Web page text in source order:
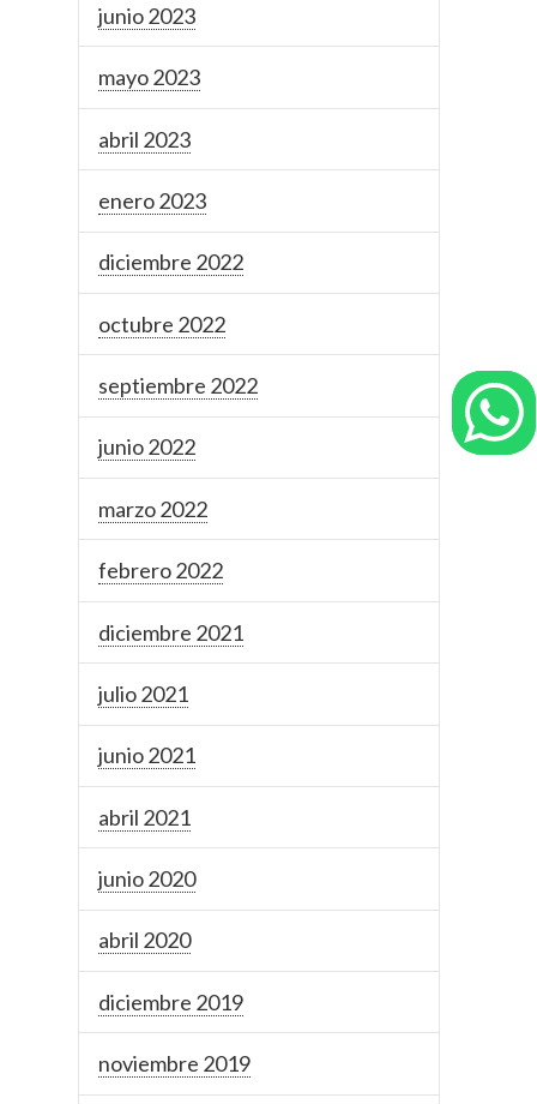
junio 2023
mayo 2023
abril 2023
enero 2023
diciembre 2022
octubre 2022
septiembre 2022
junio 2022
marzo 2022
febrero 2022
diciembre 2021
julio 2021
junio 2021
abril 2021
junio 2020
abril 2020
diciembre 2019
noviembre 2019